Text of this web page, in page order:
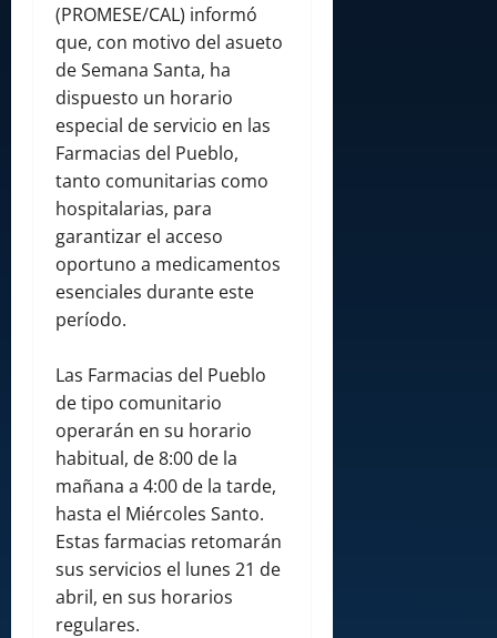
(PROMESE/CAL) informó
que, con motivo del asueto
de Semana Santa, ha
dispuesto un horario
especial de servicio en las
Farmacias del Pueblo,
tanto comunitarias como
hospitalarias, para
garantizar el acceso
oportuno a medicamentos
esenciales durante este
período.
Las Farmacias del Pueblo
de tipo comunitario
operarán en su horario
habitual, de 8:00 de la
mañana a 4:00 de la tarde,
hasta el Miércoles Santo.
Estas farmacias retomarán
sus servicios el lunes 21 de
abril, en sus horarios
regulares.